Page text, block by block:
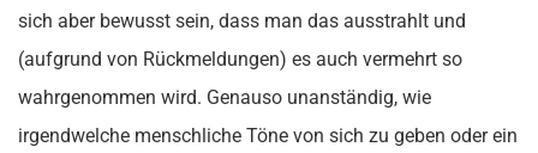
sich aber bewusst sein, dass man das ausstrahlt und
(aufgrund von Rückmeldungen) es auch vermehrt so
wahrgenommen wird. Genauso unanständig, wie
irgendwelche menschliche Töne von sich zu geben oder ein